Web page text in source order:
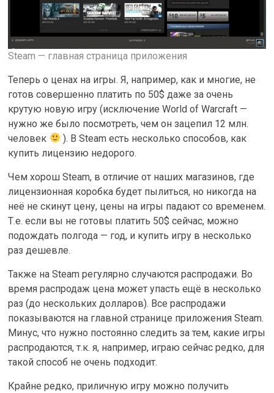
Steam — главная страница приложения
Теперь о ценах на игры. Я, например, как и многие, не
готов совершенно платить по 50$ даже за очень
крутую новую игру (исключение World of Warcraft —
нужно же было посмотреть, чем он зацепил 12 млн.
человек
). В Steam eсть несколько способов, как
купить лицензию недорого.
Чем хорош Steam, в отличие от наших магазинов, где
лицензионная коробка будет пылиться, но никогда на
неё не скинут цену, цены на игры падают со временем.
Т.е. если вы не готовы платить 50$ сейчас, можно
подождать полгода — год, и купить игру в несколько
раз дешевле.
Также на Steam регулярно случаются распродажи. Во
время распродаж цена может упасть ещё в несколько
раз (до нескольких долларов). Все распродажи
показываются на главной странице приложения Steam.
Минус, что нужно постоянно следить за тем, какие игры
распродаются, т.к. я, например, играю сейчас редко, для
такой способ не очень подходит.
Крайне редко, приличную игру можно получить